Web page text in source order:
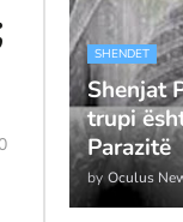
SHENDET
Shenjat
trupi
Parazitë
by Oculus